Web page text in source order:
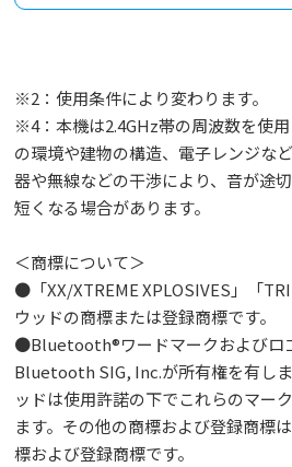
※2：使用条件により変わります。
※4：本機は2.4GHz帯の周波数を使
の環境や建物の構造、電子レンジな
器や無線などの干渉により、音が途
短くなる場合があります。
＜商標について＞
●「XX/XTREME XPLOSIVES」「
ウッドの商標または登録商標です。
●Bluetooth®ワードマークおよびロ
Bluetooth SIG, Inc.が所有権を有し
ッドは使用許諾の下でこれらのマー
ます。その他の商標および登録商標
標および登録商標です。